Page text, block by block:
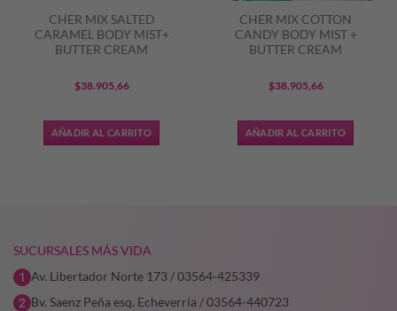
CHER MIX SALTED
CARAMEL BODY MIST+
BUTTER CREAM
$38.905,66
AÑADIR AL CARRITO
CHER MIX COTTON
CANDY BODY MIST +
BUTTER CREAM
$38.905,66
AÑADIR AL CARRITO
SUCURSALES MÁS VIDA
Av. Libertador Norte 173 / 03564-425339
Bv. Saenz Peña esq. Echeverría / 03564-440723